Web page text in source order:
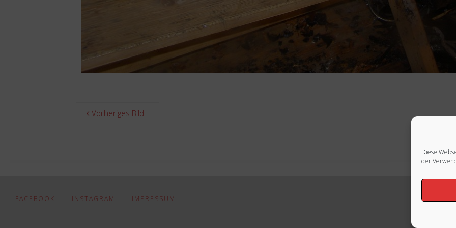
Diese
der
Vorheriges Bild
FACEBOOK INSTAGRAM IMPRESSUM